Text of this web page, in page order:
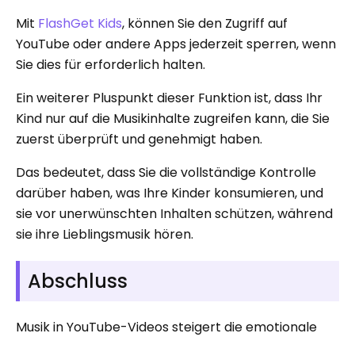
Mit FlashGet Kids, können Sie den Zugriff auf
YouTube oder andere Apps jederzeit sperren, wenn
Sie dies für erforderlich halten.
Ein weiterer Pluspunkt dieser Funktion ist, dass Ihr
Kind nur auf die Musikinhalte zugreifen kann, die Sie
zuerst überprüft und genehmigt haben.
Das bedeutet, dass Sie die vollständige Kontrolle
darüber haben, was Ihre Kinder konsumieren, und
sie vor unerwünschten Inhalten schützen, während
sie ihre Lieblingsmusik hören.
Abschluss
Musik in YouTube-Videos steigert die emotionale